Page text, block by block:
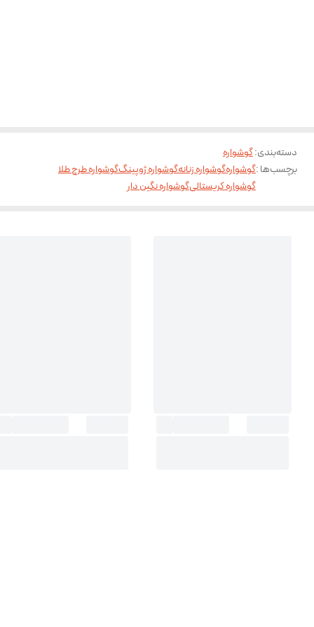
دسته‌بندی:گوشواره
برچسب‌ها :گوشوارهگوشواره زنانهگوشواره ژوپینگگوشواره طرح طلا
گوشواره کریستالیگوشواره نگین دار